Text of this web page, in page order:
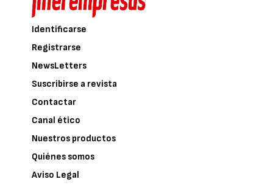
Identificarse
Registrarse
NewsLetters
Suscribirse a revista
Contactar
Canal ético
Nuestros productos
Quiénes somos
Aviso Legal